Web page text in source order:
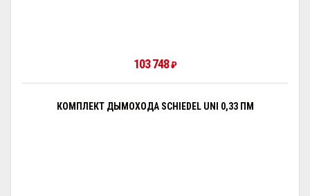
103 748₽
КОМПЛЕКТ ДЫМОХОДА SCHIEDEL UNI 0,33 ПМ